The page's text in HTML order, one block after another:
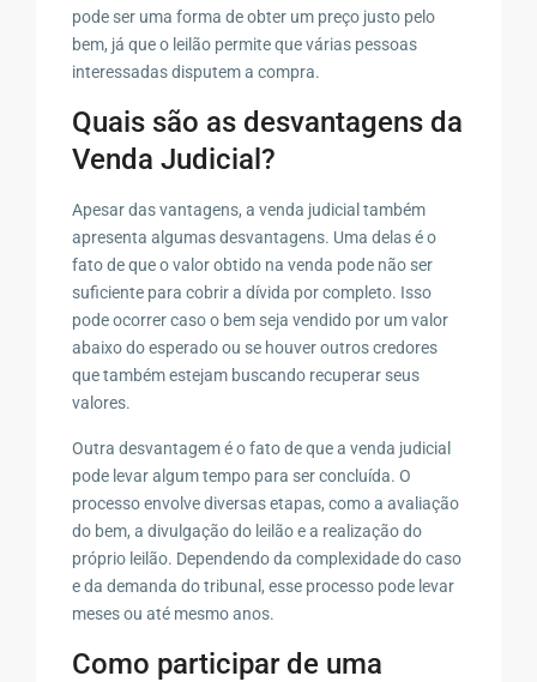
pode ser uma forma de obter um preço justo pelo
bem, já que o leilão permite que várias pessoas
interessadas disputem a compra.
Quais são as desvantagens da
Venda Judicial?
Apesar das vantagens, a venda judicial também
apresenta algumas desvantagens. Uma delas é o
fato de que o valor obtido na venda pode não ser
suficiente para cobrir a dívida por completo. Isso
pode ocorrer caso o bem seja vendido por um valor
abaixo do esperado ou se houver outros credores
que também estejam buscando recuperar seus
valores.
Outra desvantagem é o fato de que a venda judicial
pode levar algum tempo para ser concluída. O
processo envolve diversas etapas, como a avaliação
do bem, a divulgação do leilão e a realização do
próprio leilão. Dependendo da complexidade do caso
e da demanda do tribunal, esse processo pode levar
meses ou até mesmo anos.
Como participar de uma